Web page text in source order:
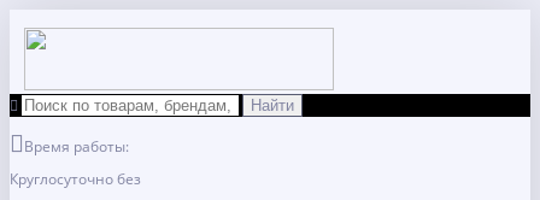
Время работы:
Круглосуточно без